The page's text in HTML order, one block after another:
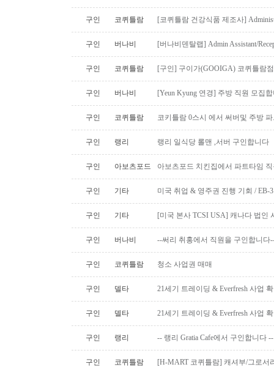
구인 코퀴틀람 [코퀴틀람 건강식품 제조사]
구인 버나비 [버나비덴탈랩] Admin Assistant/
구인 코퀴틀람 [구인] 구이가(GOOIGA) 코퀴틀람
구인 버나비 [Yeun Kyung 연경] 주방 직원 모집
구인 코퀴틀람 코키틀람 0스시 에서 써버및 주방
구인 랭리 랭리 일식당 롤맨 ,서버 구인합니다
구인 아보츠포드 아보츠포드 치킨집에서 파트타임
구인 기타 미국 취업 & 영주권 진행 기회 / EB-
구인 기타 [미국 본사 TCSI USA] 캐나다 법인
구인 버나비 --써리 취홍에서 직원을 구인합니다
구인 코퀴틀람 청소 사업권 매매
구인 델타 21세기 트레이딩 & Everfresh 사업
구인 델타 21세기 트레이딩 & Everfresh 사업
구인 랭리 -- 랭리 Gratia Cafe에서 구인합니다 --
구인 코퀴틀람 [H-MART 코퀴틀람] 캐셔부/그로서